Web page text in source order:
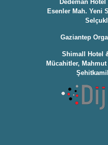
Dedeman
Esenler Mah. Yeni
Gaziantep
Shimall Hotel
Mücahitler,